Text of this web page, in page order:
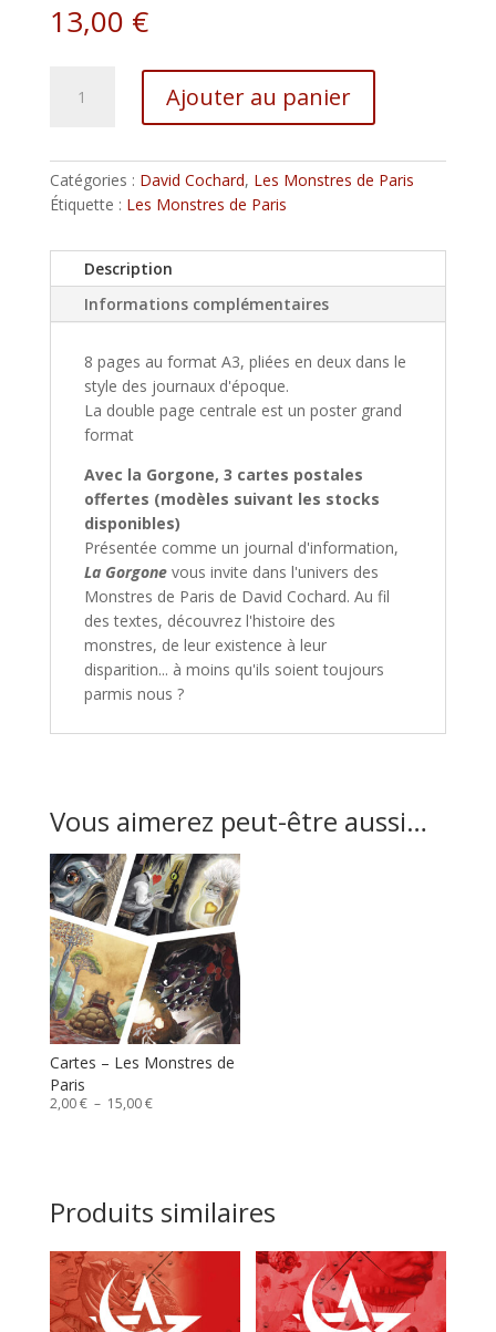
13,00 €
n°0
Ajouter au panier
A
t
r
t
e
Catégories : David Cochard, Les Monstres de Paris
Étiquette : Les Monstres de Paris
Description
Informations complémentaires
8 pages au format A3, pliées en deux dans le
style des journaux d'époque.
La double page centrale est un poster grand
format
Avec la Gorgone, 3 cartes postales
offertes (modèles suivant les stocks
disponibles)
Présentée comme un journal d'information,
La Gorgonevous invite dans l'univers des
Monstres de Paris de David Cochard. Au fil
des textes, découvrez l'histoire des
monstres, de leur existence à leur
disparition... à moins qu'ils soient toujours
parmis nous ?
Vous aimerez peut-être aussi…
Cartes – Les Monstres de
Paris
2,00€ – 15,00€Plage
Produits similaires